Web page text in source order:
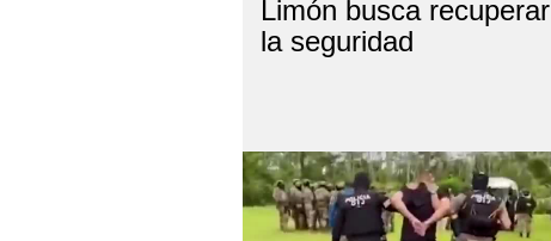
Limón busca recuperar
la seguridad